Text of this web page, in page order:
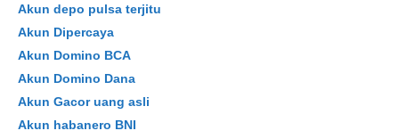
Akun depo pulsa terjitu
Akun Dipercaya
Akun Domino BCA
Akun Domino Dana
Akun Gacor uang asli
Akun habanero BNI